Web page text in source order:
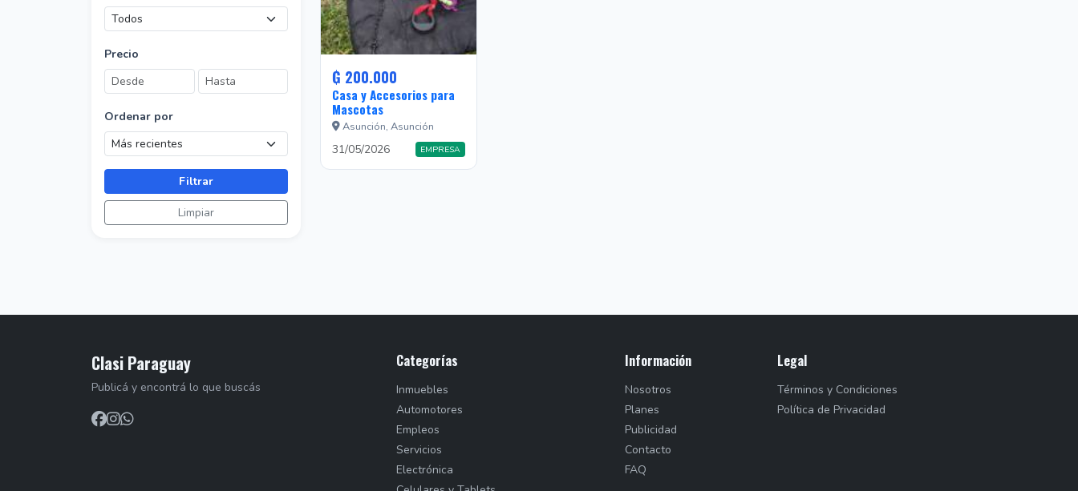
Precio
Ordenar por
Filtrar
Limpiar
₲ 200.000
Casa y Accesorios para
Mascotas
Asunción, Asunción
31/05/2026 EMPRESA
Clasi Paraguay
Publicá y encontrá lo que buscás
Categorías
Inmuebles
Automotores
Empleos
Servicios
Electrónica
Información
Nosotros
Planes
Publicidad
Contacto
FAQ
Legal
Términos y Condiciones
Política de Privacidad